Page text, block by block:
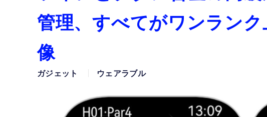
管理、すべてがワンラン
像
ガジェット ウェアラブル